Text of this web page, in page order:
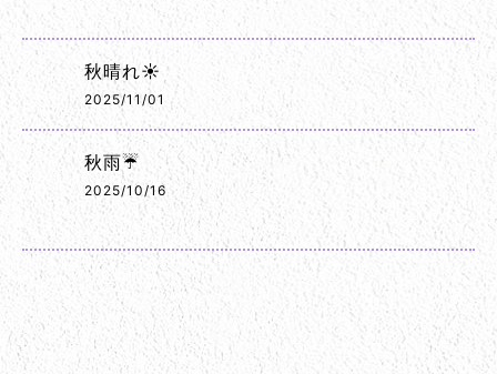
秋晴れ☀️
2025/11/01
秋雨☔
2025/10/16